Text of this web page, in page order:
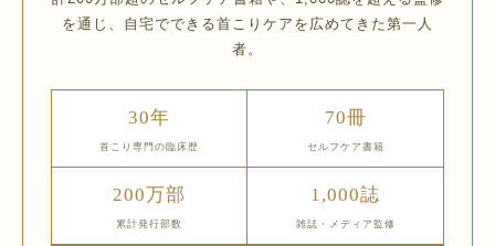
を通じ、自宅でできる首こりケアを広めてきた第一人
者。
30年
首こり専門の臨床歴
70冊
セルフケア書籍
200万部
累計発行部数
1,000誌
雑誌・メディア監修